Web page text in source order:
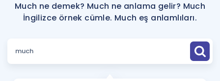
ÜYE DEĞİLİM
Faydalı Araçlar
Sözlük
Much ne demek? Much ne anlama gelir? Much
İngilizce örnek cümle. Much eş anlamlıları.